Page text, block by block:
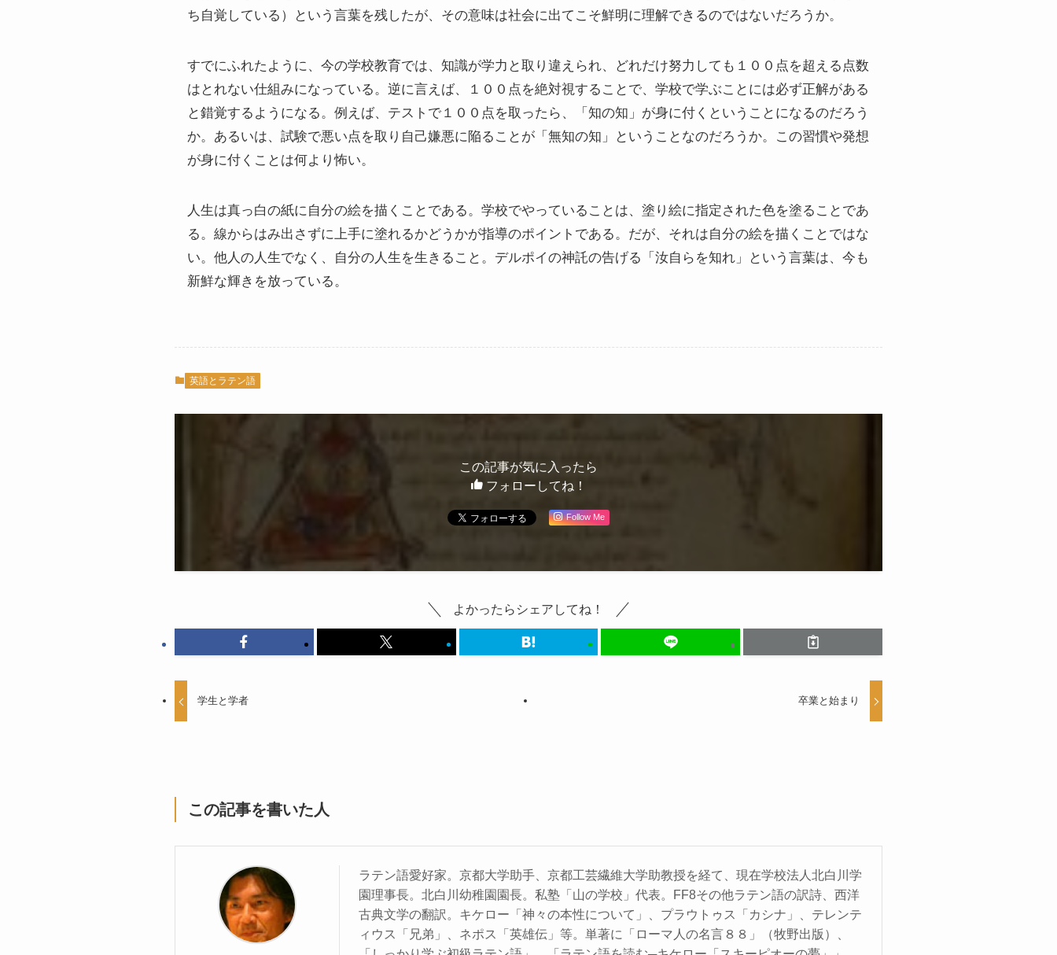
ち自覚している）という言葉を残したが、その意味は社会に出てこそ鮮明に理解できるのではないだろうか。
すでにふれたように、今の学校教育では、知識が学力と取り違えられ、どれだけ努力しても１００点を超える点数
はとれない仕組みになっている。逆に言えば、１００点を絶対視することで、学校で学ぶことには必ず正解がある
と錯覚するようになる。例えば、テストで１００点を取ったら、「知の知」が身に付くということになるのだろう
か。あるいは、試験で悪い点を取り自己嫌悪に陥ることが「無知の知」ということなのだろうか。この習慣や発想
が身に付くことは何より怖い。
人生は真っ白の紙に自分の絵を描くことである。学校でやっていることは、塗り絵に指定された色を塗ることであ
る。線からはみ出さずに上手に塗れるかどうかが指導のポイントである。だが、それは自分の絵を描くことではな
い。他人の人生でなく、自分の人生を生きること。デルポイの神託の告げる「汝自らを知れ」という言葉は、今も
新鮮な輝きを放っている。
英語とラテン語
この記事が気に入ったら
フォローしてね！
Follow Me
よかったらシェアしてね！
学生と学者 卒業と始まり
この記事を書いた人
ラテン語愛好家。京都大学助手、京都工芸繊維大学助教授を経て、現在学校法人北白川学
園理事長。北白川幼稚園園長。私塾「山の学校」代表。FF8その他ラテン語の訳詩、西洋
古典文学の翻訳。キケロー「神々の本性について」、プラウトゥス「カシナ」、テレンテ
ィウス「兄弟」、ネポス「英雄伝」等。単著に「ローマ人の名言８８」（牧野出版）、